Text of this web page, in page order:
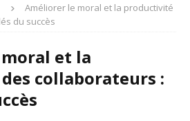
Améliorer le moral et la productivité
du succès
et la
collaborateurs :